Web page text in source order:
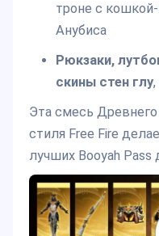
троне с
Анубиса
Рюкзаки,
скины стен глу
Эта смесь
стиля Free Fire
лучших Booyah Pass